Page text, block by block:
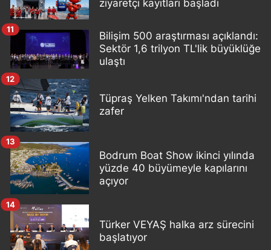
ziyaretçi kayıtları başladı
Bilişim 500 araştırması açıklandı:
Sektör 1,6 trilyon TL'lik büyüklüğe
ulaştı
11
Tüpraş Yelken Takımı'ndan tarihi
zafer
12
Bodrum Boat Show ikinci yılında
yüzde 40 büyümeyle kapılarını
açıyor
13
Türker VEYAŞ halka arz sürecini
başlatıyor
14